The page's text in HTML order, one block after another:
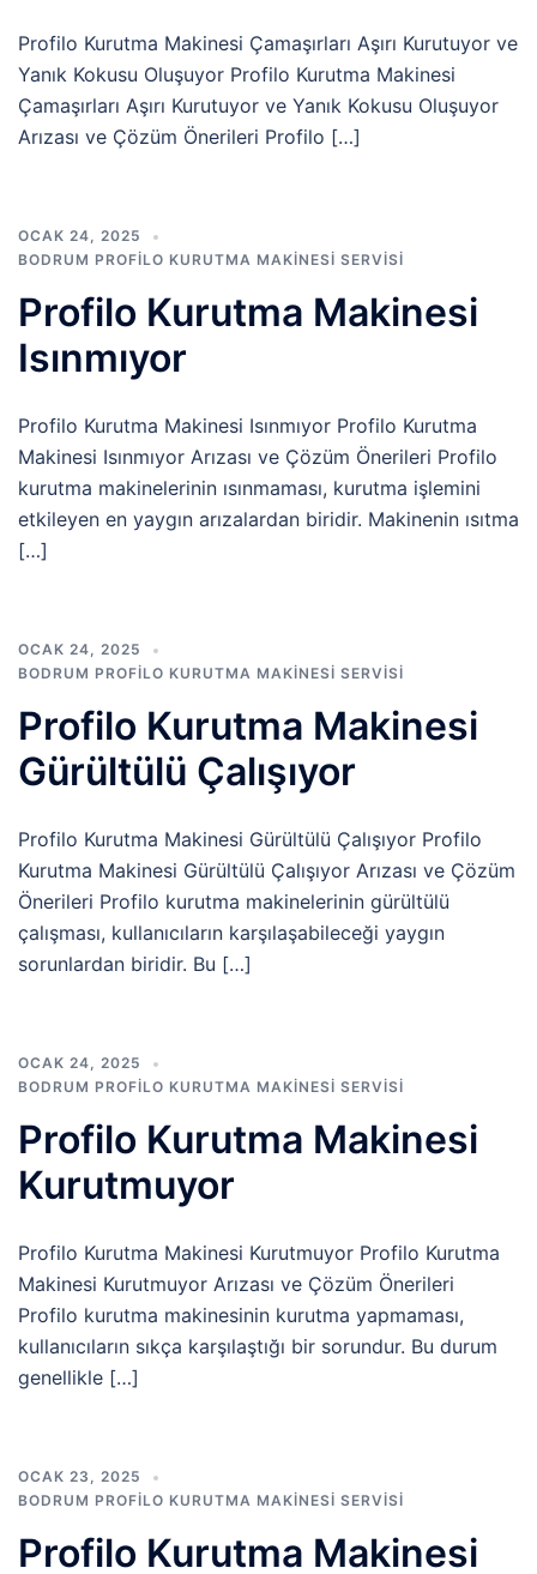
Profilo Kurutma Makinesi Çamaşırları Aşırı Kurutuyor ve
Yanık Kokusu Oluşuyor Profilo Kurutma Makinesi
Çamaşırları Aşırı Kurutuyor ve Yanık Kokusu Oluşuyor
Arızası ve Çözüm Önerileri Profilo […]
OCAK 24, 2025
BODRUM PROFILO KURUTMA MAKINESI SERVISI
Profilo Kurutma Makinesi
Isınmıyor
Profilo Kurutma Makinesi Isınmıyor Profilo Kurutma
Makinesi Isınmıyor Arızası ve Çözüm Önerileri Profilo
kurutma makinelerinin ısınmaması, kurutma işlemini
etkileyen en yaygın arızalardan biridir. Makinenin ısıtma
[…]
OCAK 24, 2025
BODRUM PROFILO KURUTMA MAKINESI SERVISI
Profilo Kurutma Makinesi
Gürültülü Çalışıyor
Profilo Kurutma Makinesi Gürültülü Çalışıyor Profilo
Kurutma Makinesi Gürültülü Çalışıyor Arızası ve Çözüm
Önerileri Profilo kurutma makinelerinin gürültülü
çalışması, kullanıcıların karşılaşabileceği yaygın
sorunlardan biridir. Bu […]
OCAK 24, 2025
BODRUM PROFILO KURUTMA MAKINESI SERVISI
Profilo Kurutma Makinesi
Kurutmuyor
Profilo Kurutma Makinesi Kurutmuyor Profilo Kurutma
Makinesi Kurutmuyor Arızası ve Çözüm Önerileri
Profilo kurutma makinesinin kurutma yapmaması,
kullanıcıların sıkça karşılaştığı bir sorundur. Bu durum
genellikle […]
OCAK 23, 2025
BODRUM PROFILO KURUTMA MAKINESI SERVISI
Profilo Kurutma Makinesi